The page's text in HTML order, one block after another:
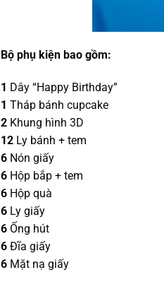
Bộ phụ kiện bao gồm:
1 Dây “Happy Birthday”
1 Tháp bánh cupcake
2 Khung hình 3D
12 Ly bánh + tem
6 Nón giấy
6 Hộp bắp + tem
6 Hộp quà
6 Ly giấy
6 Ống hút
6 Đĩa giấy
6 Mặt nạ giấy